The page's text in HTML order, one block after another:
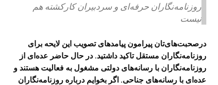
روزنامه‌نگاران حرفه‌ای و سردبیران کارکشته هم
نیست
درصحبت‌های‌تان پیرامون پیامدهای تصویب این لایحه برای
روزنامه‌نگاران مستقل تاکید داشتید. در حال حاضر عده‌ای از
روزنامه‌نگاران با رسانه‌های دولتی مشغول به فعالیت هستند و
عده‌ای با رسانه‌های جناحی. اگر بخوایم درباره روزنامه‌نگاران